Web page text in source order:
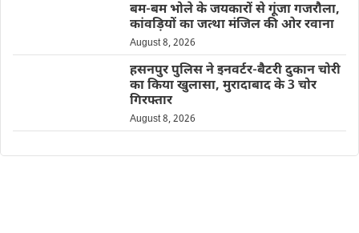
बम-बम भोले के जयकारों से गूंजा गजरौला,
कांवड़ियों का जत्था मंजिल की ओर रवाना
August 8, 2026
हसनपुर पुलिस ने इनवर्टर-बैटरी दुकान चोरी
का किया खुलासा, मुरादाबाद के 3 चोर
गिरफ्तार
August 8, 2026